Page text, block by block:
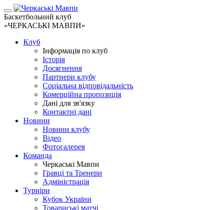
Баскетбольний клуб
«ЧЕРКАСЬКІ МАВПИ»
Клуб
Інформація по клуб
Історія
Досягнення
Партнери клубу
Соціальна відповідальність
Комерційна пропозиція
Дані для зв'язку
Контактні дані
Новини
Новини клубу
Відео
Фотогалерея
Команда
Черкаські Мавпи
Гравці та Тренери
Адміністрація
Турніри
Кубок України
Товариські матчі